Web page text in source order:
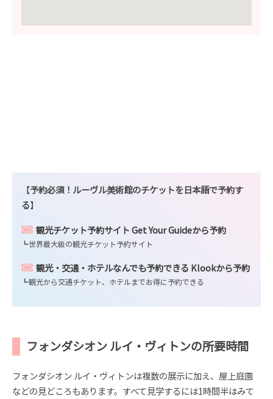
【予約必須！ルーヴル美術館のチケットを日本語で予約す
る】
観光チケット予約サイト Get Your Guideから予約
┗世界最大級の観光チケット予約サイト
観光・交通・ホテルなんでも予約できる Klookから予約
┗観光から交通チケット、ホテルまでお得に予約できる
フォンダシオン ルイ・ヴィトンの所要時間
フォンダシオン ルイ・ヴィトンは複数の展示に加え、屋上庭園
などの見どころもあります。すべて見学するには1時間半はみて